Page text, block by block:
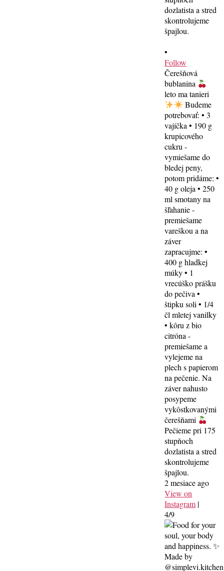
•
Follow
Čerešňová
bublanina
leto ma tanieri
Budeme
potrebovať: • 3
vajíčka • 190 g
krupicového
cukru -
vymiešame do
bledej peny,
potom pridáme: •
40 g oleja • 250
ml smotany na
šľahanie -
premiešame
vareškou a na
záver
zapracujme: •
400 g hladkej
múky • 1
vrecúško prášku
do pečiva •
štipku soli • 1/4
čl mletej vanilky
• kôru z bio
citróna -
premiešame a
vylejeme na
plech s papierom
na pečenie. Na
záver nahusto
posypeme
vykôstkovanými
čerešňami
Pečieme pri 175
stupňoch
dozlatista a stred
skontrolujeme
špajlou.
2 mesiace ago
View on
Instagram |
4/9